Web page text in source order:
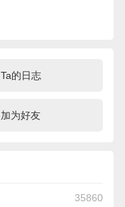
Ta的日志
加为好友
35860